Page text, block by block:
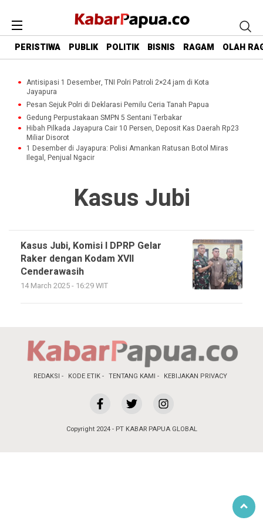
PERISTIWA PUBLIK POLITIK BISNIS RAGAM OLAH
Antisipasi 1 Desember, TNI Polri Patroli 2×24 jam di Kota
Jayapura
Pesan Sejuk Polri di Deklarasi Pemilu Ceria Tanah Papua
Gedung Perpustakaan SMPN 5 Sentani Terbakar
Hibah Pilkada Jayapura Cair 10 Persen, Deposit Kas Daerah Rp23
Miliar Disorot
1 Desember di Jayapura: Polisi Amankan Ratusan Botol Miras
Ilegal, Penjual Ngacir
Kasus Jubi
Kasus Jubi, Komisi I DPRP Gelar
Raker dengan Kodam XVII
Cenderawasih
14 March 2025 - 16:29 WIT
REDAKSI KODE ETIK TENTANG KAMI KEBIJAKAN PRIVACY
Copyright 2024 - PT KABAR PAPUA GLOBAL